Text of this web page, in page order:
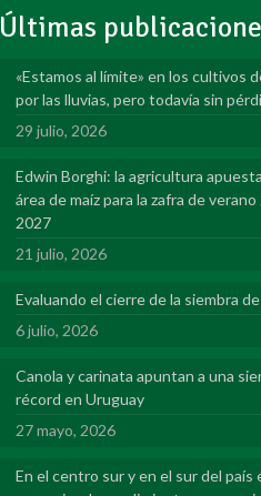
Últimas
«Estamos al límite» en los cultivos
por las lluvias, pero todavía sin
29 julio, 2026
Edwin Borghi: la agricultura apuesta
área de maíz para la zafra de
2027
21 julio, 2026
Evaluando el cierre de la siembra
6 julio, 2026
Canola y carinata apuntan a una
récord en Uruguay
27 mayo, 2026
En el centro sur y en el sur del país